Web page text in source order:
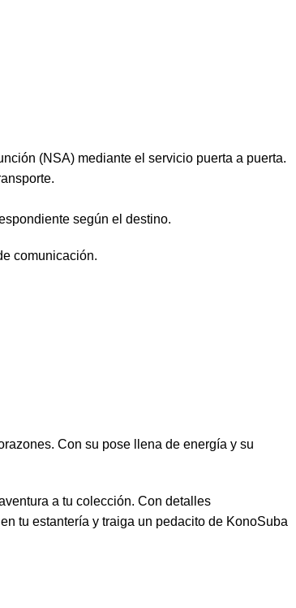
(NSA) mediante el servicio puerta a puerta.
según el destino.
comunicación.
Con su pose llena de energía y su
a tu colección. Con detalles
tu estantería y traiga un pedacito de KonoSuba